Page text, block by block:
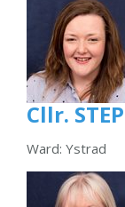
Cllr.
Ward: Ystrad